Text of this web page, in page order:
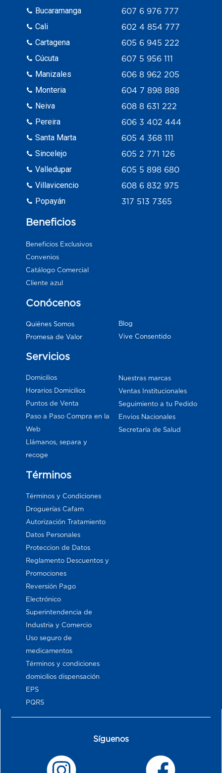
Bucaramanga
Cali
Cartagena
Cúcuta
Manizales
Monteria
Neiva
Pereira
Santa Marta
Sincelejo
Valledupar
Villavicencio
Popayán
607 6 976 777
602 4 854 777
605 6 945 222
607 5 956 111
606 8 962 205
604 7 898 888
608 8 631 222
606 3 402 444
605 4 368 111
605 2 771 126
605 5 898 680
608 6 832 975
317 513 7365
Beneficios
Beneficios Exclusivos
Convenios
Catálogo Comercial
Cliente azul
Conócenos
Quiénes Somos
Promesa de Valor
Blog
Vive Consentido
Servicios
Domicilios
Horarios Domicilios
Puntos de Venta
Paso a Paso Compra en la
Web
Llámanos, separa y
recoge
Nuestras marcas
Ventas Institucionales
Seguimiento a tu Pedido
Envios Nacionales
Secretaría de Salud
Términos
Términos y Condiciones
Droguerías Cafam
Autorización Tratamiento
Datos Personales
Proteccion de Datos
Reglamento Descuentos y
Promociones
Reversión Pago
Electrónico
Superintendencia de
Industria y Comercio
Uso seguro de
medicamentos
Términos y condiciones
domicilios dispensación
EPS
PQRS
Síguenos